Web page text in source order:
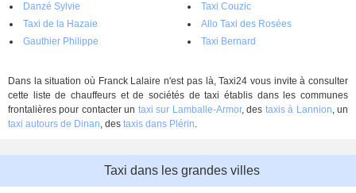
Danzé Sylvie
Taxi Couzic
Taxi de la Hazaie
Allo Taxi des Rosées
Gauthier Philippe
Taxi Bernard
Dans la situation où Franck Lalaire n'est pas là, Taxi24 vous invite à consulter
cette liste de chauffeurs et de sociétés de taxi établis dans les communes
frontalières pour contacter un taxi sur Lamballe-Armor, des taxis à Lannion, un
taxi autours de Dinan, des taxis dans Plérin.
Taxi dans les grandes villes